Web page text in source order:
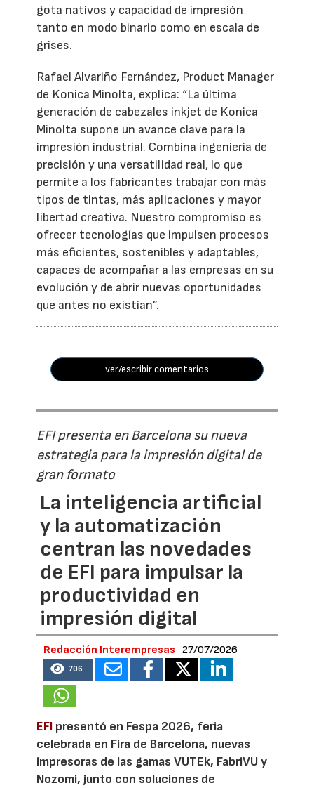
gota nativos y capacidad de impresión
tanto en modo binario como en escala de
grises.
Rafael Alvariño Fernández, Product Manager
de Konica Minolta, explica: “La última
generación de cabezales inkjet de Konica
Minolta supone un avance clave para la
impresión industrial. Combina ingeniería de
precisión y una versatilidad real, lo que
permite a los fabricantes trabajar con más
tipos de tintas, más aplicaciones y mayor
libertad creativa. Nuestro compromiso es
ofrecer tecnologías que impulsen procesos
más eficientes, sostenibles y adaptables,
capaces de acompañar a las empresas en su
evolución y de abrir nuevas oportunidades
que antes no existían”.
ver/escribir comentarios
EFI presenta en Barcelona su nueva
estrategia para la impresión digital de
gran formato
La inteligencia artificial
y la automatización
centran las novedades
de EFI para impulsar la
productividad en
impresión digital
Redacción Interempresas 27/07/2026
706
EFI presentó en Fespa 2026, feria
celebrada en Fira de Barcelona, nuevas
impresoras de las gamas VUTEk, FabriVU y
Nozomi, junto con soluciones de